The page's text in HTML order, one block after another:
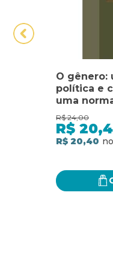
O gênero:
política e
uma
cultural
R$ 24,00
R$
R$ 20,40